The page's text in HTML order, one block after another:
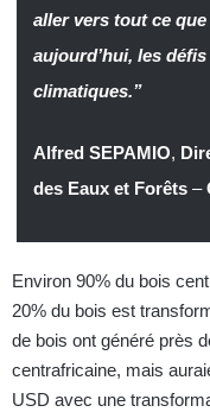
aller vers tout ce
aujourd’hui, les
climatiques.”
Alfred SEPAMIO,
des Eaux et Forêts–
Environ 90% du bois
20% du bois est
de bois ont généré près
centrafricaine, mais
USD avec une